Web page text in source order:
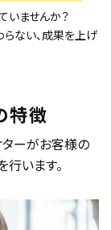
いませんか？
ない、成果を上げ
特徴
ーがお客様の
います。